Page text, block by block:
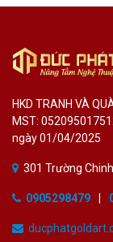
HKD TRANH VÀ
MST:
ngày 01/04/2025
301 Trường
0905298479